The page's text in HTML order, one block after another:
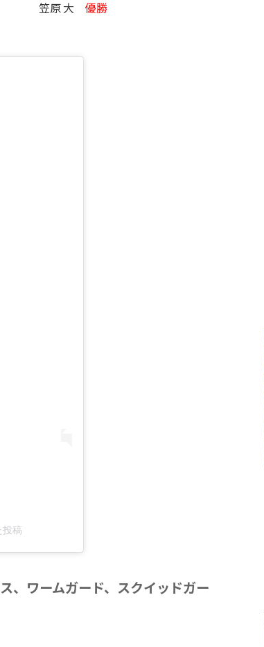
笠原 大 優勝
投稿
、ワームガード、スクイッドガー